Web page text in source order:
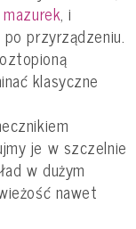
mazurek, i
przyrządzeniu.
klasyczne
je w szczelnie
w dużym
nawet